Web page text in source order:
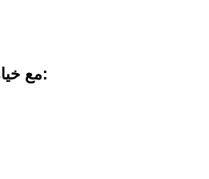
مع خيارات الشريط العاكسة: